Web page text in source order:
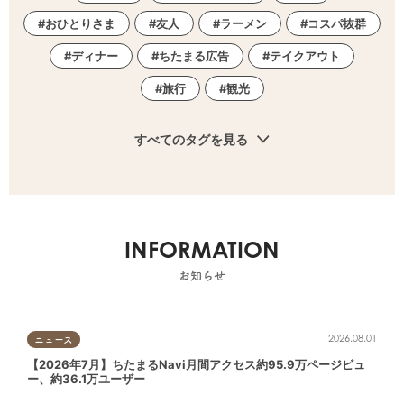
おひとりさま 友人 ラーメン コスパ抜群
ディナー ちたまる広告 テイクアウト
旅行 観光
すべてのタグを見る
INFORMATION
お知らせ
ニュース 2026.08.01
【2026年7月】ちたまるNavi月間アクセス約95.9万ページビュ
ー、約36.1万ユーザー